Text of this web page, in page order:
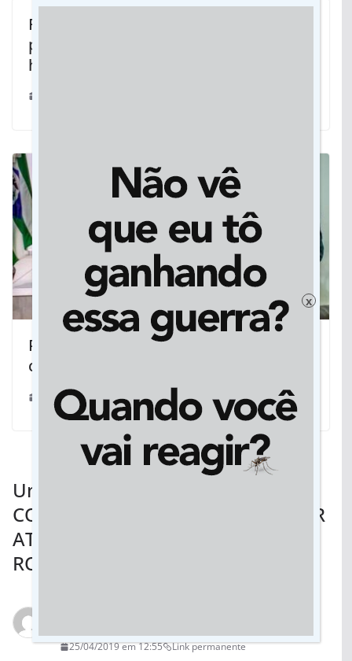
Foto de mãe e filho viraliza após ato e
pai desabafa sobre ataques
homofóbicos
Parcerias mantém Jateí como uma das
cidades mais seguras do país
28/03/2023
Um comentário sobre “
COM FIBROMIALGIA PODERÃO TER
ATENDIMENTO PREFERENCIAL EM
RONDONÓPOLIS
25/04/2019 em 12:55 Link permanente
x